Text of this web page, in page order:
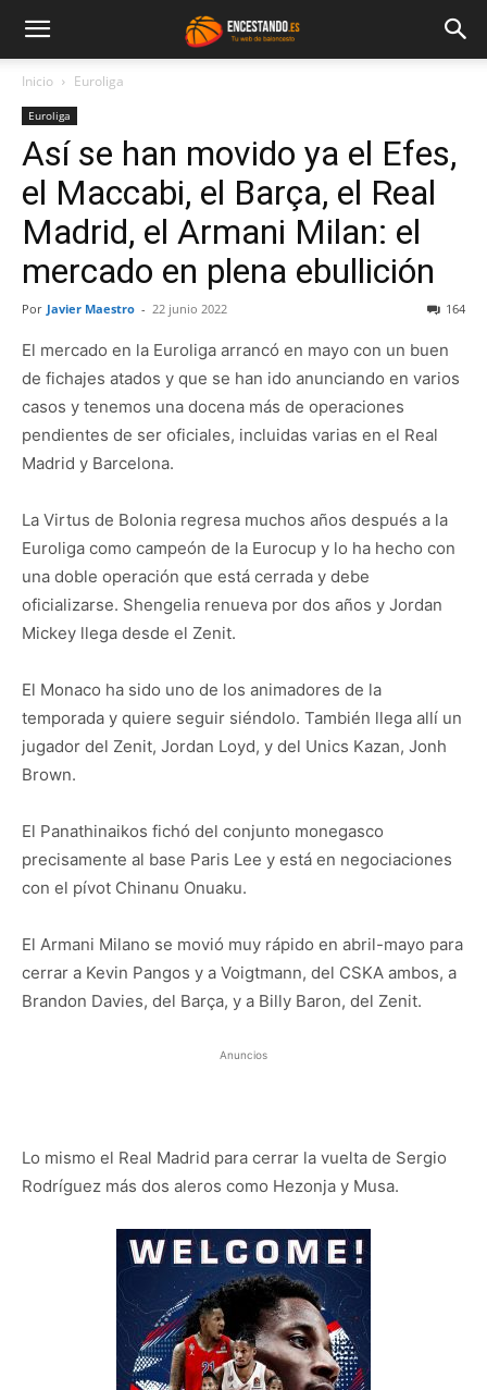
Inicio Euroliga
Euroliga
Así se han movido ya el Efes,
el Maccabi, el Barça, el Real
Madrid, el Armani Milan: el
mercado en plena ebullición
Por Javier Maestro - 22 junio 2022 164
El mercado en la Euroliga arrancó en mayo con un buen
de fichajes atados y que se han ido anunciando en varios
casos y tenemos una docena más de operaciones
pendientes de ser oficiales, incluidas varias en el Real
Madrid y Barcelona.
La Virtus de Bolonia regresa muchos años después a la
Euroliga como campeón de la Eurocup y lo ha hecho con
una doble operación que está cerrada y debe
oficializarse. Shengelia renueva por dos años y Jordan
Mickey llega desde el Zenit.
El Monaco ha sido uno de los animadores de la
temporada y quiere seguir siéndolo. También llega allí un
jugador del Zenit, Jordan Loyd, y del Unics Kazan, Jonh
Brown.
El Panathinaikos fichó del conjunto monegasco
precisamente al base Paris Lee y está en negociaciones
con el pívot Chinanu Onuaku.
El Armani Milano se movió muy rápido en abril-mayo para
cerrar a Kevin Pangos y a Voigtmann, del CSKA ambos, a
Brandon Davies, del Barça, y a Billy Baron, del Zenit.
Anuncios
Lo mismo el Real Madrid para cerrar la vuelta de Sergio
Rodríguez más dos aleros como Hezonja y Musa.